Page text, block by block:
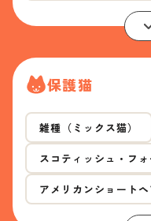
保護猫
雑種（ミックス猫）
スコティッシュ・フ
アメリカンショートヘ